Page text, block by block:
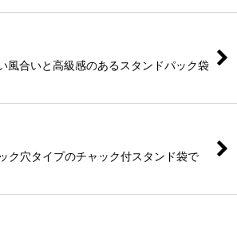
風合いと高級感のあるスタンドパック袋
ク穴タイプのチャック付スタンド袋で